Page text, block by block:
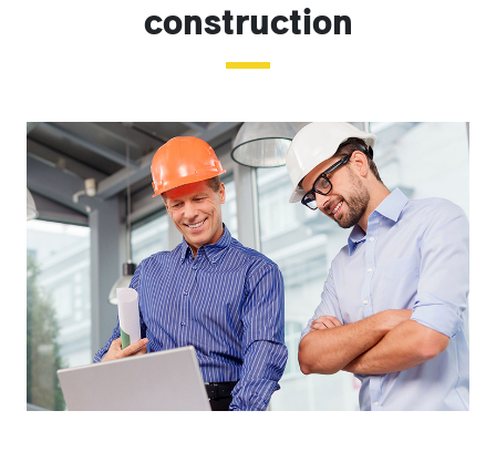
construction